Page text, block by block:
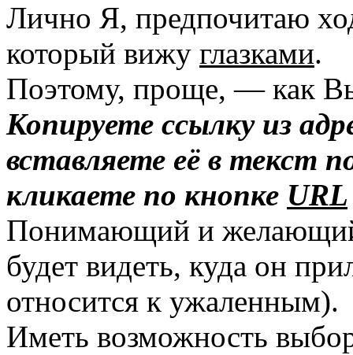
Лично Я, предпочитаю
который вижу глазками.
Поэтому, проще, — как
Копируете ссылку из
вставляете её в текст
кликаете по кнопке URL
Понимающий и
будет видеть, куда он
относится к ужаленным).
Иметь возможность